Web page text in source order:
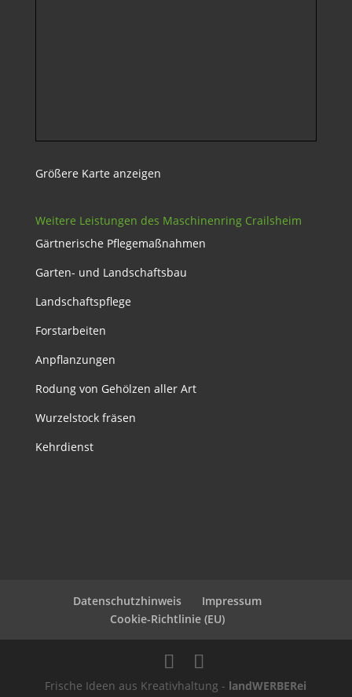
Größere Karte anzeigen
Weitere Leistungen des Maschinenring Crailsheim
Gärtnerische Pflegemaßnahmen
Garten- und Landschaftsbau
Landschaftspflege
Forstarbeiten
Anpflanzungen
Rodung von Gehölzen aller Art
Wurzelstock fräsen
Kehrdienst
Datenschutzhinweis
Impressum
Cookie-Richtlinie (EU)
Frische Ideen aus Kreativhaltung - landWERBERei